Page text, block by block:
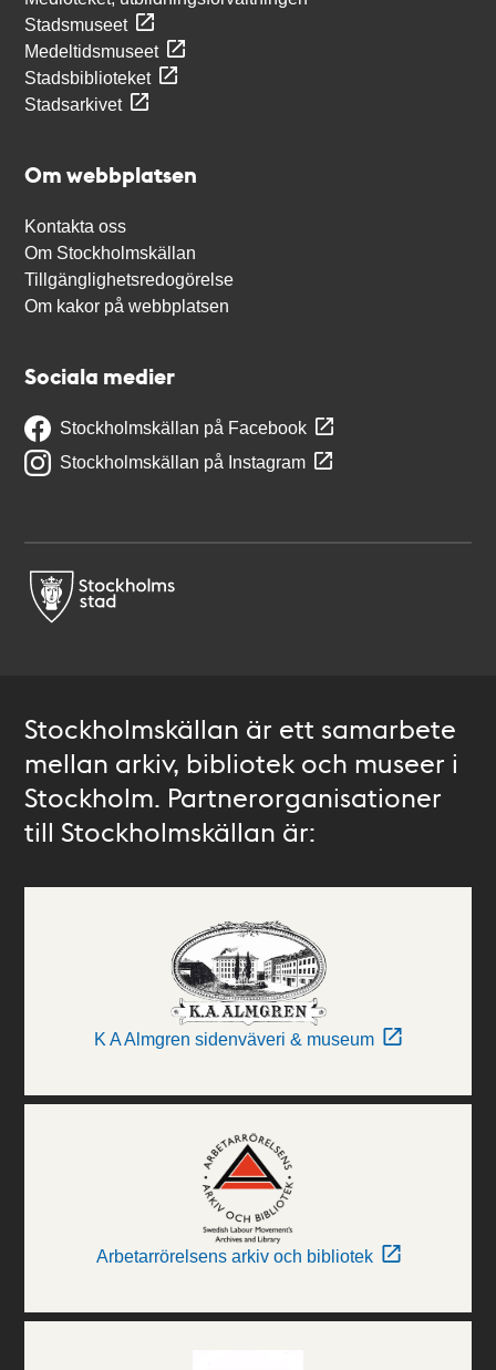
Stadsmuseet
Medeltidsmuseet
Stadsbiblioteket
Stadsarkivet
Om webbplatsen
Kontakta oss
Om Stockholmskällan
Tillgänglighetsredogörelse
Om kakor på webbplatsen
Sociala medier
Stockholmskällan på Facebook
Stockholmskällan på Instagram
Stockholmskällan är ett samarbete
mellan arkiv, bibliotek och museer i
Stockholm. Partnerorganisationer
till Stockholmskällan är:
K A Almgren sidenväveri & museum
Arbetarrörelsens arkiv och bibliotek